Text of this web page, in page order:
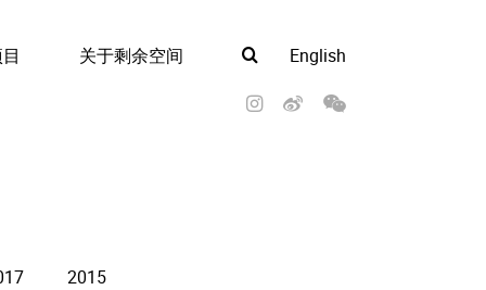
关于剩余空间 English
2015